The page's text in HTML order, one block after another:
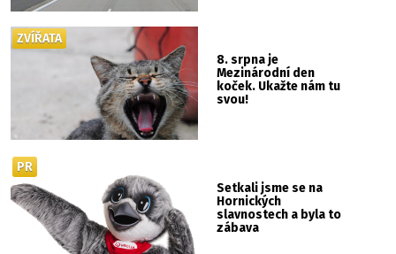
8. srpna je
Mezinárodní den
koček. Ukažte nám tu
svou!
ZVÍŘATA
Setkali jsme se na
Hornických
slavnostech a byla to
zábava
PR